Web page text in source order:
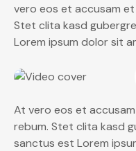
vero eos et accusam
Stet clita kasd
Lorem ipsum dolor sit
At vero eos et
rebum. Stet clita kasd
sanctus est Lorem